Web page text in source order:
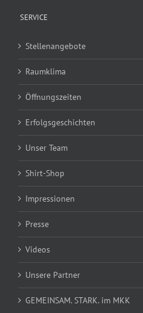
SERVICE
Stellenangebote
Raumklima
Öffnungszeiten
Erfolgsgeschichten
Unser Team
Shirt-Shop
Impressionen
Presse
Videos
Unsere Partner
GEMEINSAM. STARK. im MKK